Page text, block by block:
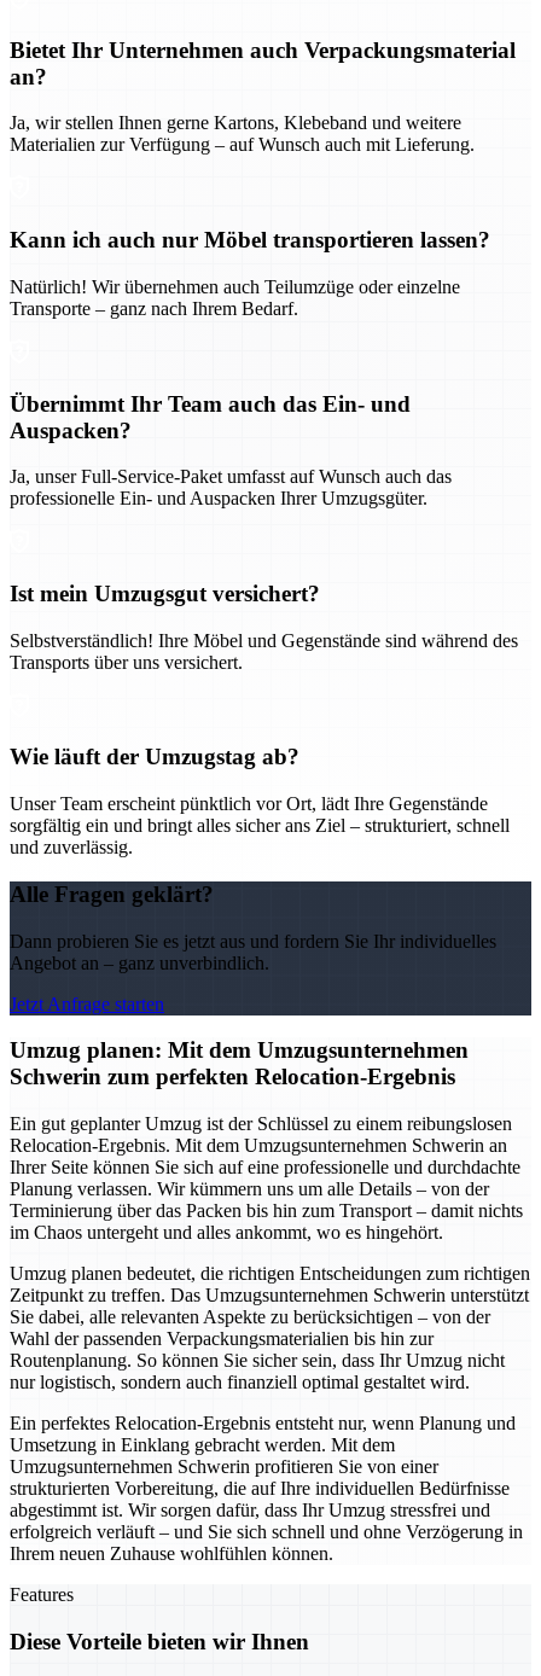
Bietet Ihr Unternehmen auch Verpackungsmaterial
an?
Ja, wir stellen Ihnen gerne Kartons, Klebeband und weitere
Materialien zur Verfügung – auf Wunsch auch mit Lieferung.
Kann ich auch nur Möbel transportieren lassen?
Natürlich! Wir übernehmen auch Teilumzüge oder einzelne
Transporte – ganz nach Ihrem Bedarf.
Übernimmt Ihr Team auch das Ein- und
Auspacken?
Ja, unser Full-Service-Paket umfasst auf Wunsch auch das
professionelle Ein- und Auspacken Ihrer Umzugsgüter.
Ist mein Umzugsgut versichert?
Selbstverständlich! Ihre Möbel und Gegenstände sind während des
Transports über uns versichert.
Wie läuft der Umzugstag ab?
Unser Team erscheint pünktlich vor Ort, lädt Ihre Gegenstände
sorgfältig ein und bringt alles sicher ans Ziel – strukturiert, schnell
und zuverlässig.
Alle Fragen geklärt?
Dann probieren Sie es jetzt aus und fordern Sie Ihr individuelles
Angebot an – ganz unverbindlich.
Jetzt Anfrage starten
Umzug planen: Mit dem Umzugsunternehmen
Schwerin zum perfekten Relocation-Ergebnis
Ein gut geplanter Umzug ist der Schlüssel zu einem reibungslosen
Relocation-Ergebnis. Mit dem Umzugsunternehmen Schwerin an
Ihrer Seite können Sie sich auf eine professionelle und durchdachte
Planung verlassen. Wir kümmern uns um alle Details – von der
Terminierung über das Packen bis hin zum Transport – damit nichts
im Chaos untergeht und alles ankommt, wo es hingehört.
Umzug planen bedeutet, die richtigen Entscheidungen zum richtigen
Zeitpunkt zu treffen. Das Umzugsunternehmen Schwerin unterstützt
Sie dabei, alle relevanten Aspekte zu berücksichtigen – von der
Wahl der passenden Verpackungsmaterialien bis hin zur
Routenplanung. So können Sie sicher sein, dass Ihr Umzug nicht
nur logistisch, sondern auch finanziell optimal gestaltet wird.
Ein perfektes Relocation-Ergebnis entsteht nur, wenn Planung und
Umsetzung in Einklang gebracht werden. Mit dem
Umzugsunternehmen Schwerin profitieren Sie von einer
strukturierten Vorbereitung, die auf Ihre individuellen Bedürfnisse
abgestimmt ist. Wir sorgen dafür, dass Ihr Umzug stressfrei und
erfolgreich verläuft – und Sie sich schnell und ohne Verzögerung in
Ihrem neuen Zuhause wohlfühlen können.
Features
Diese Vorteile bieten wir Ihnen